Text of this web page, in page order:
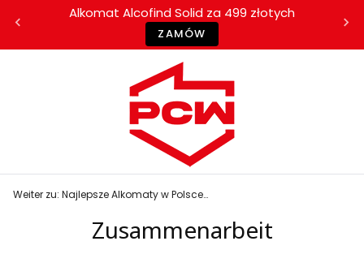
Alkomat Alcofind Solid za 499 złotych
ZAMÓW
Weiter zu: Najlepsze Alkomaty w Polsce | serwis i kalibracja alkomatów | wzorcowanie analizatorów wydechu
Zusammenarbeit